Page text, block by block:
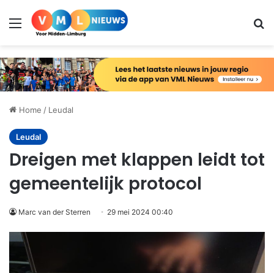
Menu
Home / Leudal
Leudal
Dreigen met klappen leidt tot
gemeentelijk protocol
Marc van der Sterren 29 mei 2024 00:40